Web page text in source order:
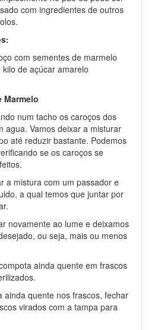
com ingredientes de outros
com sementes de marmelo
de açúcar amarelo
Marmelo
num tacho os caroços dos
agua. Vamos deixar a misturar
até reduzir bastante. Podemos
se os caroços se
a mistura com um passador e
a qual temos que juntar por
novamente ao lume e deixamos
ou seja, mais ou menos
ainda quente em frascos
ainda quente nos frascos, fechar
virados com a tampa para